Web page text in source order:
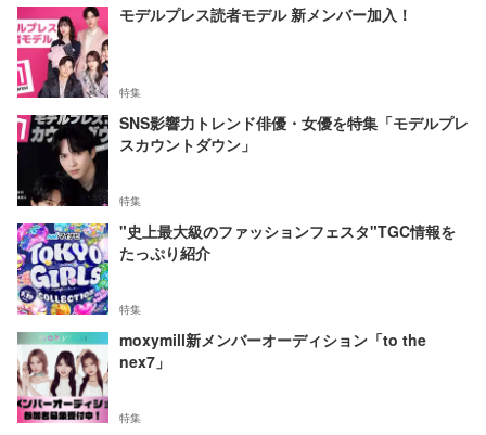
モデルプレス読者モデル 新メンバー加入！
特集
SNS影響力トレンド俳優・女優を特集「モデルプレ
スカウントダウン」
特集
"史上最大級のファッションフェスタ"TGC情報を
たっぷり紹介
特集
moxymill新メンバーオーディション「to the
nex7」
特集